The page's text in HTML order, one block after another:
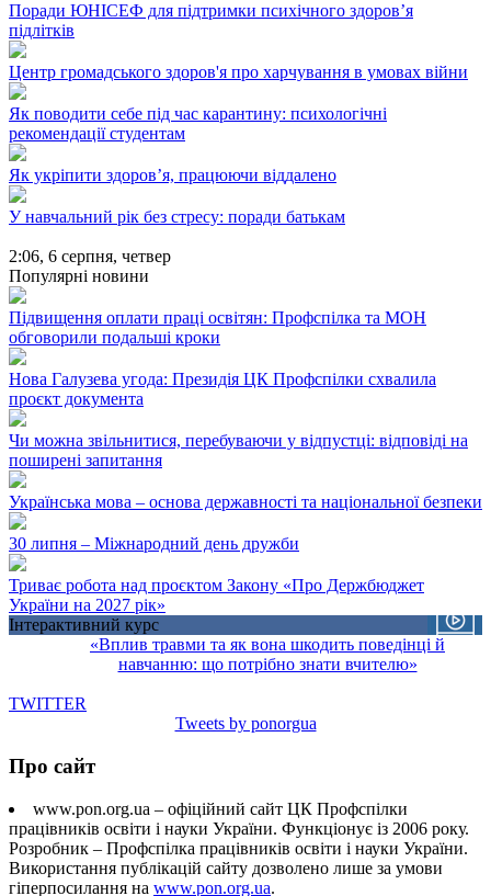
Поради ЮНІСЕФ для підтримки психічного здоров’я
підлітків
Центр громадського здоров'я про харчування в умовах війни
Як поводити себе під час карантину: психологічні
рекомендації студентам
Як укріпити здоров’я, працюючи віддалено
У навчальний рік без стресу: поради батькам
2:06, 6 серпня, четвер
Популярні новини
Підвищення оплати праці освітян: Профспілка та МОН
обговорили подальші кроки
Нова Галузева угода: Президія ЦК Профспілки схвалила
проєкт документа
Чи можна звільнитися, перебуваючи у відпустці: відповіді на
поширені запитання
Українська мова – основа державності та національної безпеки
30 липня – Міжнародний день дружби
Триває робота над проєктом Закону «Про Держбюджет
України на 2027 рік»
Інтерактивний курс
«Вплив травми та як вона шкодить поведінці й
навчанню: що потрібно знати вчителю»
TWITTER
Tweets by ponorgua
Про сайт
www.pon.org.ua – офіційний сайт ЦК Профспілки
працівників освіти і науки України. Функціонує із 2006 року.
Розробник – Профспілка працівників освіти і науки України.
Використання публікацій сайту дозволено лише за умови
гіперпосилання на www.pon.org.ua.